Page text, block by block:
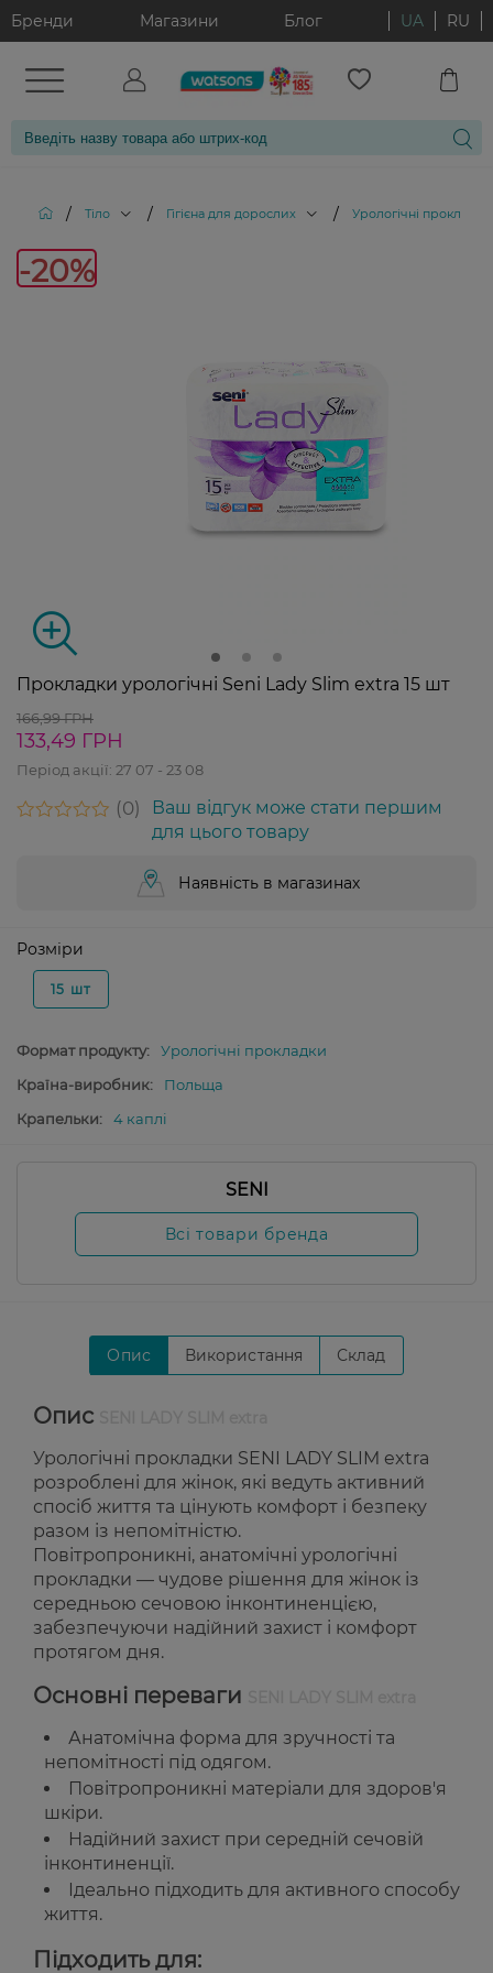
Бренди Магазини Блог UA RU
/ Тіло / Гігієна для дорослих / Урологічні прокладки
-20%
Прокладки урологічні Seni Lady Slim extra 15 шт
166,99 ГРН
133,49 ГРН
Період акції: 27 07 - 23 08
0
Ваш відгук може стати першим
для цього товару
Наявність в магазинах
Розміри
15 шт
Формат продукту:
Урологічні прокладки
Країна-виробник:
Польща
Крапельки:
4 каплі
SENI
Всі товари бренда
Опис Використання Склад
Опис
Урологічні прокладки SENI LADY SLIM extra
розроблені для жінок, які ведуть активний
спосіб життя та цінують комфорт і безпеку
разом із непомітністю.
Повітропроникні, анатомічні урологічні
прокладки — чудове рішення для жінок із
середньою сечовою інконтиненцією,
забезпечуючи надійний захист і комфорт
протягом дня.
Основні переваги
Анатомічна форма для зручності та
непомітності під одягом.
Повітропроникні матеріали для здоров'я
шкіри.
Надійний захист при середній сечовій
інконтиненції.
Ідеально підходить для активного способу
життя.
Підходить для: